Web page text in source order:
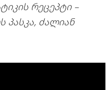
რეცეპტი –
პასკა, ძალიან